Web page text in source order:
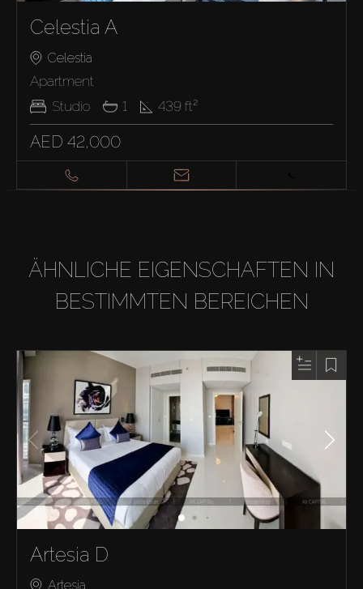
Celestia A
Celestia
Apartment
Studio
1 439 ft²
AED 42,000
ÄHNLICHE EIGENSCHAFTEN IN
BESTIMMTEN BEREICHEN
Artesia D
Artesia